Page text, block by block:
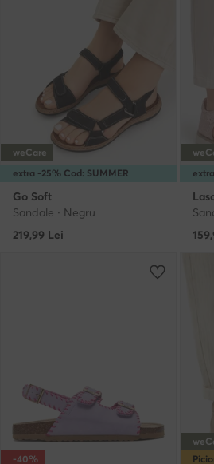
extra -25% Cod: SUMMER
weCare
Go Soft
Sandale · Negru
219,99 Lei
-40%